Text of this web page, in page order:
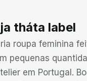
tháta label
roupa feminina
pequenas
em Portugal.